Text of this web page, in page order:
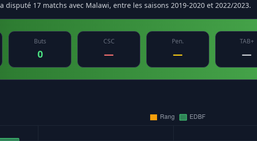
disputé 17 matchs avec Malawi, entre les saisons 2019-2020 et 2022/2023.
Buts
0
CSC
—
Pen.
—
TAB+
—